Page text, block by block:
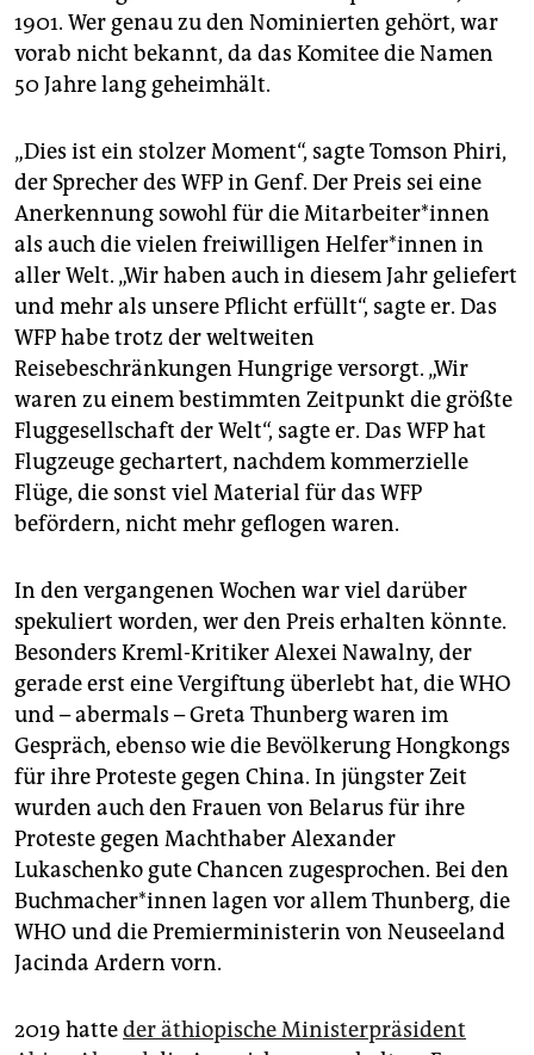
1901. Wer genau zu den Nominierten gehört, war
vorab nicht bekannt, da das Komitee die Namen
50 Jahre lang geheimhält.
„Dies ist ein stolzer Moment“, sagte Tomson Phiri,
der Sprecher des WFP in Genf. Der Preis sei eine
Anerkennung sowohl für die Mitarbeiter*innen
als auch die vielen freiwilligen Helfer*innen in
aller Welt. „Wir haben auch in diesem Jahr geliefert
und mehr als unsere Pflicht erfüllt“, sagte er. Das
WFP habe trotz der weltweiten
Reisebeschränkungen Hungrige versorgt. „Wir
waren zu einem bestimmten Zeitpunkt die größte
Fluggesellschaft der Welt“, sagte er. Das WFP hat
Flugzeuge gechartert, nachdem kommerzielle
Flüge, die sonst viel Material für das WFP
befördern, nicht mehr geflogen waren.
In den vergangenen Wochen war viel darüber
spekuliert worden, wer den Preis erhalten könnte.
Besonders Kreml-Kritiker Alexei Nawalny, der
gerade erst eine Vergiftung überlebt hat, die WHO
und – abermals – Greta Thunberg waren im
Gespräch, ebenso wie die Bevölkerung Hongkongs
für ihre Proteste gegen China. In jüngster Zeit
wurden auch den Frauen von Belarus für ihre
Proteste gegen Machthaber Alexander
Lukaschenko gute Chancen zugesprochen. Bei den
Buchmacher*innen lagen vor allem Thunberg, die
WHO und die Premierministerin von Neuseeland
Jacinda Ardern vorn.
2019 hatteder äthiopische Ministerpräsident